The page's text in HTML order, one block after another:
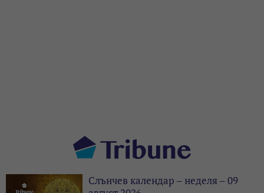
Слънчев календар – неделя – 09